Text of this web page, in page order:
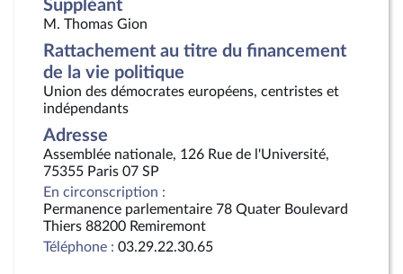
Suppléant
M. Thomas Gion
Rattachement au titre du financement
de la vie politique
Union des démocrates européens, centristes et
indépendants
Adresse
Assemblée nationale, 126 Rue de l'Université,
75355 Paris 07 SP
En circonscription :
Permanence parlementaire 78 Quater Boulevard
Thiers 88200 Remiremont
Téléphone : 03.29.22.30.65